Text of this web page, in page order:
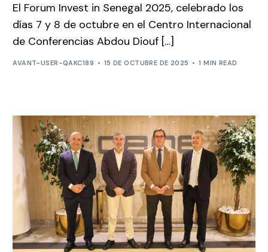
El Forum Invest in Senegal 2025, celebrado los
días 7 y 8 de octubre en el Centro Internacional
de Conferencias Abdou Diouf […]
AVANT-USER-QAKC189 15 DE OCTUBRE DE 2025 1 MIN READ